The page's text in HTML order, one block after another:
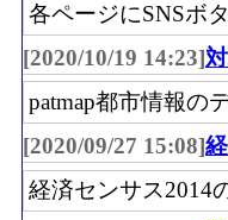
各ページにSNSボ
[2020/10/19 14:23]
patmap都市情報の
[2020/09/27 15:08]
経済センサス2014